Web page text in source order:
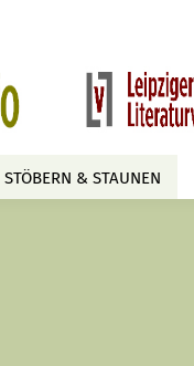
STÖBERN & STAUNEN